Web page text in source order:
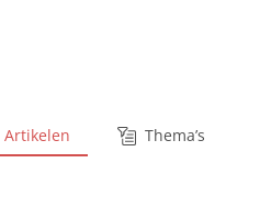
Artikelen Thema’s